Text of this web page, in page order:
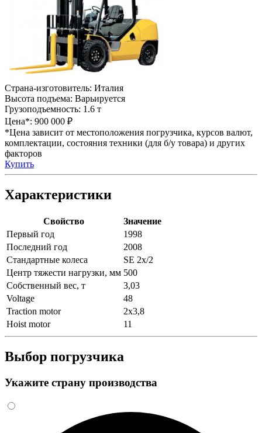
Страна-изготовитель: Италия
Высота подъема: Варьируется
Грузоподъемность: 1.6 т
Цена*: 900 000 ₽
*Цена зависит от местоположения погрузчика, курсов валют,
комплектации, состояния техники (для б/у товара) и других
факторов
Купить
Характеристики
Свойство
Значение
Первый год
1998
Последний год
2008
Стандартные колеса
SE 2x/2
Центр тяжести нагрузки, мм 500
Собственный вес, т
3,03
Voltage
48
Traction motor
2x3,8
Hoist motor
11
Выбор погрузчика
Укажите страну производства